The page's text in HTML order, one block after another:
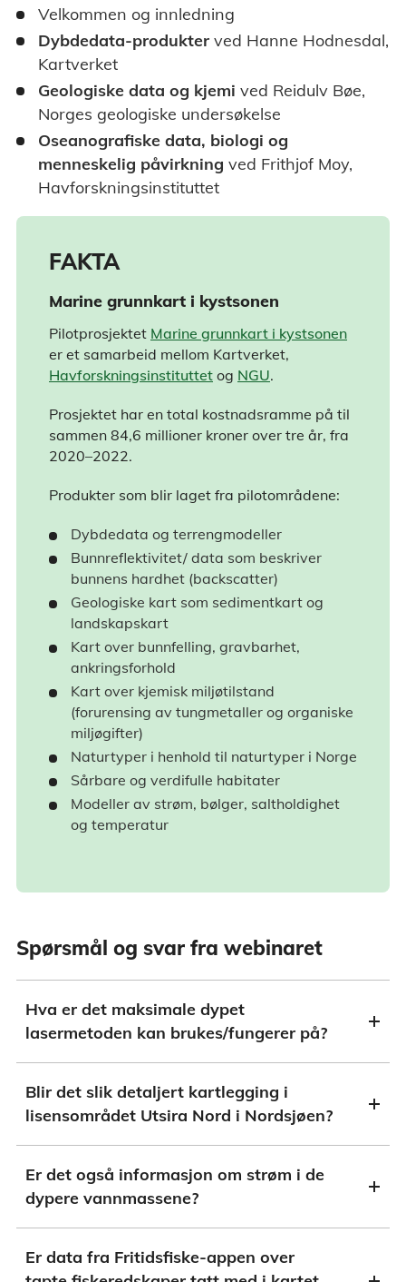
Velkommen og innledning
Dybdedata-produkter ved Hanne Hodnesdal,
Kartverket
Geologiske data og kjemi ved Reidulv Bøe,
Norges geologiske undersøkelse
Oseanografiske data, biologi og
menneskelig påvirkning ved Frithjof Moy,
Havforskningsinstituttet
FAKTA
Marine grunnkart i kystsonen
Pilotprosjektet Marine grunnkart i kystsonen
er et samarbeid mellom Kartverket,
Havforskningsinstituttet og NGU.
Prosjektet har en total kostnadsramme på til
sammen 84,6 millioner kroner over tre år, fra
2020–2022.
Produkter som blir laget fra pilotområdene:
Dybdedata og terrengmodeller
Bunnreflektivitet/ data som beskriver
bunnens hardhet (backscatter)
Geologiske kart som sedimentkart og
landskapskart
Kart over bunnfelling, gravbarhet,
ankringsforhold
Kart over kjemisk miljøtilstand
(forurensing av tungmetaller og organiske
miljøgifter)
Naturtyper i henhold til naturtyper i Norge
Sårbare og verdifulle habitater
Modeller av strøm, bølger, saltholdighet
og temperatur
Spørsmål og svar fra webinaret
Hva er det maksimale dypet
lasermetoden kan brukes/fungerer på?
Blir det slik detaljert kartlegging i
lisensområdet Utsira Nord i Nordsjøen?
Er det også informasjon om strøm i de
dypere vannmassene?
Er data fra Fritidsfiske-appen over